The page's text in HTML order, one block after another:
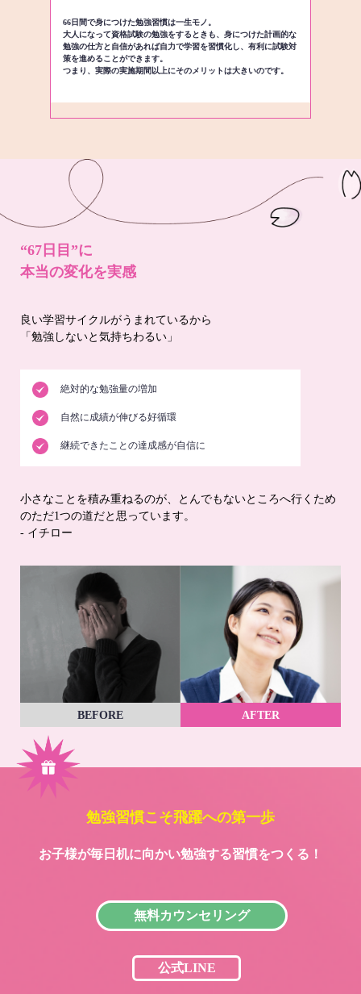
66日間で身につけた勉強習慣は一生モノ。
大人になって資格試験の勉強をするときも、身につけた計画的な
勉強の仕方と自信があれば自力で学習を習慣化し、有利に試験対
策を進めることができます。
つまり、実際の実施期間以上にそのメリットは大きいのです。
“67日目”に
本当の変化を実感
良い学習サイクルがうまれているから
「勉強しないと気持ちわるい」
絶対的な勉強量の増加
自然に成績が伸びる好循環
継続できたことの達成感が自信に
小さなことを積み重ねるのが、とんでもないところへ行くため
のただ1つの道だと思っています。
- イチロー
BEFORE AFTER
勉強習慣こそ飛躍への第一歩
お子様が毎日机に向かい勉強する習慣をつくる！
無料カウンセリング
公式LINE